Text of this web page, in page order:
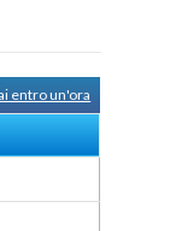
entro un'ora